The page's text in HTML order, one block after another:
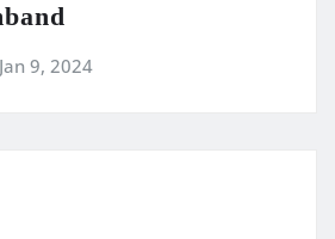
Jan 9, 2024